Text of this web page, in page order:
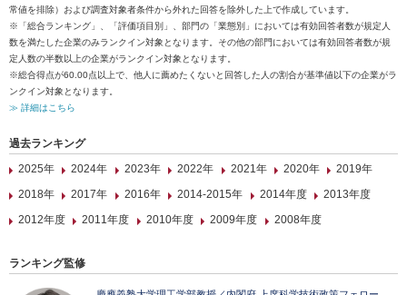
常値を排除）および調査対象者条件から外れた回答を除外した上で作成しています。
※「総合ランキング」、「評価項目別」、部門の「業態別」においては有効回答者数が規定人
数を満たした企業のみランクイン対象となります。その他の部門においては有効回答者数が規
定人数の半数以上の企業がランクイン対象となります。
※総合得点が60.00点以上で、他人に薦めたくないと回答した人の割合が基準値以下の企業がラ
ンクイン対象となります。
≫ 詳細はこちら
過去ランキング
2025年
2024年 2023年 2022年 2021年 2020年
2019年
2018年
2017年 2016年 2014-2015年 2014年度
2013年度
2012年度
2011年度 2010年度 2009年度 2008年度
ランキング監修